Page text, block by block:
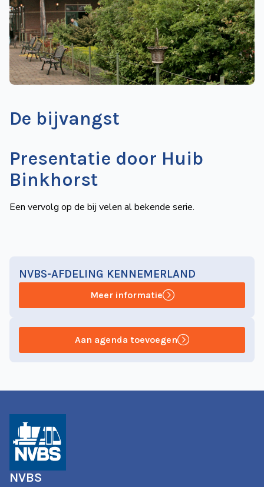
Mijn
NVBS
De bijvangst
Presentatie door Huib
Binkhorst
Een vervolg op de bij velen al bekende serie.
NVBS-AFDELING KENNEMERLAND
Meer informatie
Aan agenda toevoegen
NVBS